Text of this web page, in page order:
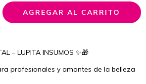
– LUPITA INSUMOS ✨🎁
profesionales y amantes de la belleza